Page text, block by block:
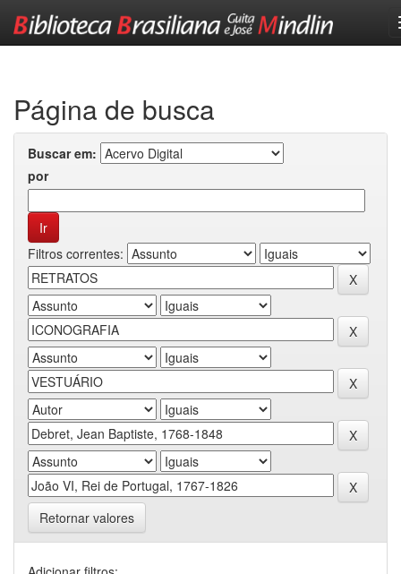
Página de busca
Buscar em:
por
Filtros correntes:
Retornar valores